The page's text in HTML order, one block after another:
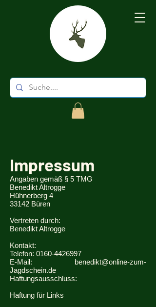
Impressum
Angaben gemäß § 5 TMG
Benedikt Altrogge
Hühnerberg 4
33142 Büren
Vertreten durch:
Benedikt Altrogge
Kontakt:
Telefon: 0160-4426997
E-Mail: benedikt@online-zum-
Jagdschein.de
Haftungsausschluss:
Haftung für Links